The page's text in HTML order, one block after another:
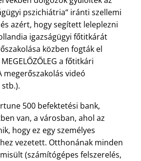
pszichiátria iránti szellemi
azért, hogy segített leleplezni
igazságügyi főtitkárát
közben fogták el
a főtitkári
megerőszakolás videó
500 befektetési bank,
van, a városban, ahol az
hogy ez egy személyes
vezetett. Otthonának minden
(számítógépes felszerelés,